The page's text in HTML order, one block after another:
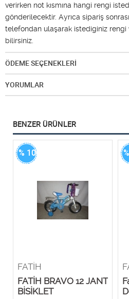
verirken not kısmına hangi rengi
gönderilecektir. Ayrıca sipariş
telefondan ulaşarak istediginiz rengi
bilirsiniz.
ÖDEME SEÇENEKLERİ
YORUMLAR
BENZER ÜRÜNLER
% 100
FATİH
FATİH BRAVO 12 JANT
BİSİKLET